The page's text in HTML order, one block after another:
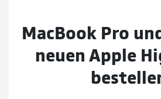
MacBook Pro
neuen Apple